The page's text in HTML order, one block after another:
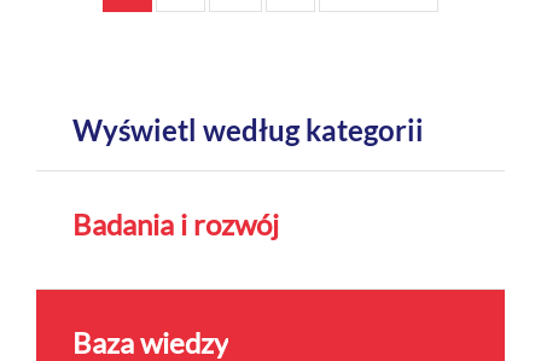
wpisów
Wyświetl według kategorii
Badania i rozwój
Baza wiedzy